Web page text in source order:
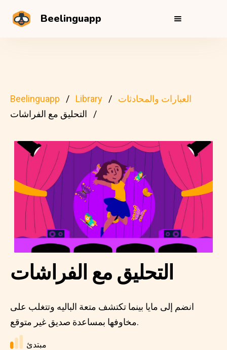
Beelinguapp
Beelinguapp Library
العبارات والمحادثات
التحليق مع الفراشات
التحليق مع الفراشات
انضم إلى مايا بينما تكتشف متعة الباليه وتتغلب على
مخاوفها بمساعدة صديق غير متوقع.
مبتدئ